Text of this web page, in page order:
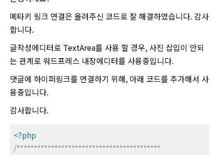
메타키 링크 연결은 올려주신 코드로 잘 해결하였습니다. 감사
합니다.
글작성에디터로 TextArea를 사용 할 경우, 사진 삽입이 안되
는 관계로 워드프레스 내장에디터를 사용중입니다.
댓글에 하이퍼링크를 연결하기 위해, 아래 코드를 추가해서 사
용중입니다.
감사합니다.
<?php
/******************************************